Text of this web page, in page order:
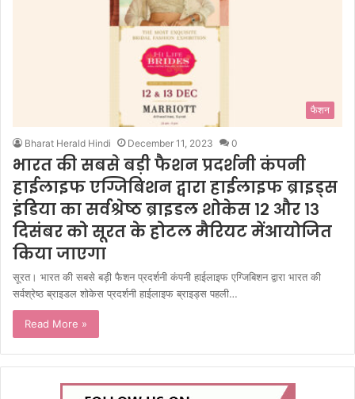
फैशन
Bharat Herald Hindi December 11, 2023 0
भारत की सबसे बड़ी फैशन प्रदर्शनी कंपनी
हाईलाइफ एग्जिबिशन द्वारा हाईलाइफ ब्राइड्स
इंडिया का सर्वश्रेष्ठ ब्राइडल शोकेस १२ और १३
दिसंबर को सूरत के होटल मैरियट मेंआयोजित
किया जाएगा
सूरत। भारत की सबसे बड़ी फैशन प्रदर्शनी कंपनी हाईलाइफ एग्जिबिशन द्वारा भारत की
सर्वश्रेष्ठ ब्राइडल शोकेस प्रदर्शनी हाईलाइफ ब्राइड्स पहली…
Read More »